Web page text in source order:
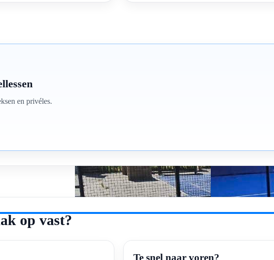
en privéles.
op vast?
Te snel naar voren?